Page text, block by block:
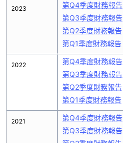
2023
2022
2021
第Q4季度財務報告
第Q3季度財務報告
第Q2季度財務報告
第Q1季度財務報告
第Q4季度財務報告
第Q3季度財務報告
第Q2季度財務報告
第Q1季度財務報告
第Q4季度財務報告
第Q3季度財務報告